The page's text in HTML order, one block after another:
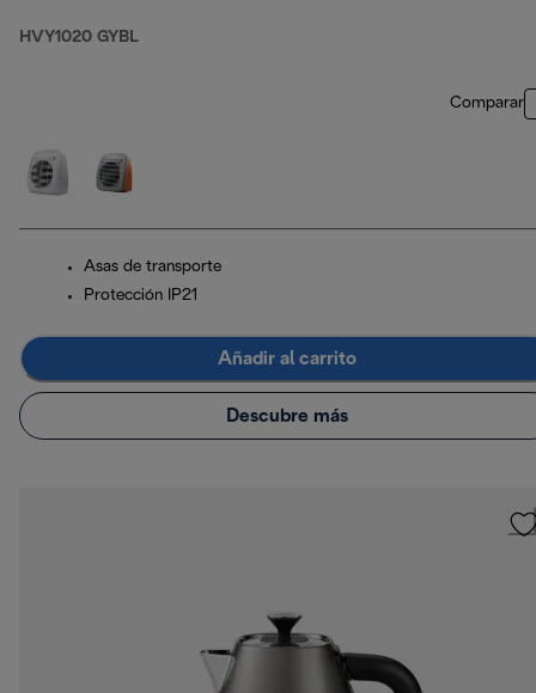
HVY1020 GYBL
Comparar
Asas de transporte
Protección IP21
Añadir al carrito
Descubre más